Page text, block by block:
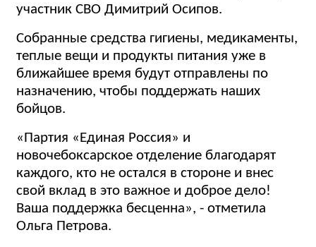
участник СВО Димитрий Осипов.
Собранные средства гигиены, медикаменты,
теплые вещи и продукты питания уже в
ближайшее время будут отправлены по
назначению, чтобы поддержать наших
бойцов.
«Партия «Единая Россия» и
новочебоксарское отделение благодарят
каждого, кто не остался в стороне и внес
свой вклад в это важное и доброе дело!
Ваша поддержка бесценна», - отметила
Ольга Петрова.